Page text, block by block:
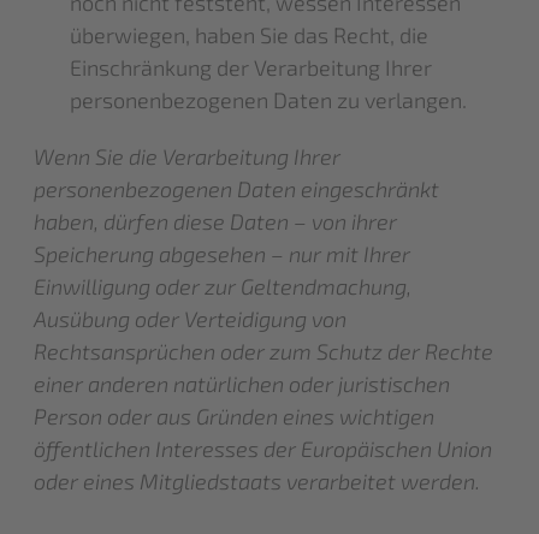
überwiegen, haben Sie das Recht, die
Einschränkung der Verarbeitung Ihrer
personenbezogenen Daten zu verlangen.
Wenn Sie die Verarbeitung Ihrer
personenbezogenen Daten eingeschränkt
haben, dürfen diese Daten – von ihrer
Speicherung abgesehen – nur mit Ihrer
Einwilligung oder zur Geltendmachung,
Ausübung oder Verteidigung von
Rechtsansprüchen oder zum Schutz der Rechte
einer anderen natürlichen oder juristischen
Person oder aus Gründen eines wichtigen
öffentlichen Interesses der Europäischen Union
oder eines Mitgliedstaats verarbeitet werden.